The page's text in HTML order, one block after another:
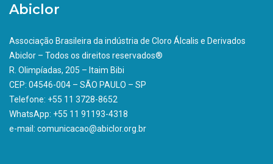
Abiclor
Associação Brasileira da indústria de Cloro Álcalis e Derivados
Abiclor – Todos os direitos reservados®
R. Olimpíadas, 205 – Itaim Bibi
CEP: 04546-004 – SÃO PAULO – SP
Telefone: +55 11 3728-8652
WhatsApp: +55 11 91193-4318
e-mail: comunicacao@abiclor.org.br